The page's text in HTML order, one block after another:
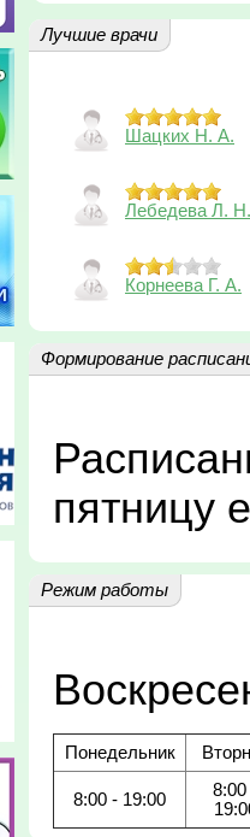
Лучшие врачи
Шацких Н. А.
Лебедева Л. Н.
Корнеева Г. А.
Формирование
пятницу
Режим работы
Понедельник
8:00 - 19:00
8:00